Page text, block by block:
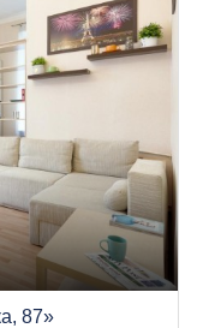
87»